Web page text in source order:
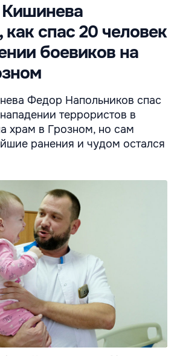
как спас 20 человек
боевиков на
Федор Напольников спас
террористов в
храм в Грозном, но сам
ранения и чудом остался